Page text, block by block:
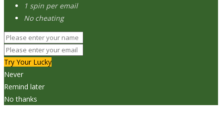
1 spin per email
No cheating
Try Your Lucky
Never
Remind later
No thanks